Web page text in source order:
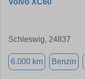
Schleswig, 24837
6.000 km Benzin